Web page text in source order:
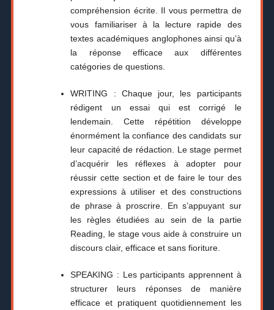
compréhension écrite. Il vous permettra de
vous familiariser à la lecture rapide des
textes académiques anglophones ainsi qu’à
la réponse efficace aux différentes
catégories de questions.
WRITING : Chaque jour, les participants
rédigent un essai qui est corrigé le
lendemain. Cette répétition développe
énormément la confiance des candidats sur
leur capacité de rédaction. Le stage permet
d’acquérir les réflexes à adopter pour
réussir cette section et de faire le tour des
expressions à utiliser et des constructions
de phrase à proscrire. En s’appuyant sur
les règles étudiées au sein de la partie
Reading, le stage vous aide à construire un
discours clair, efficace et sans fioriture.
SPEAKING : Les participants apprennent à
structurer leurs réponses de manière
efficace et pratiquent quotidiennement les